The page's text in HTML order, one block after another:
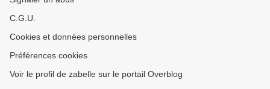
C.G.U.
Cookies et données personnelles
Préférences cookies
Voir le profil de zabelle sur le portail Overblog